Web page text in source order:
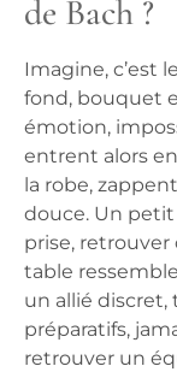
de Bach ?
Imagine, c’est
fond, bouquet
émotion,
entrent alors
la robe,
douce. Un
prise,
table
un allié discret,
préparatifs,
retrouver un